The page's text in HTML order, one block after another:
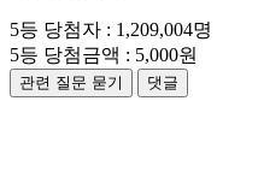
5등 당첨자 : 1,209,004명
5등 당첨금액 : 5,000원